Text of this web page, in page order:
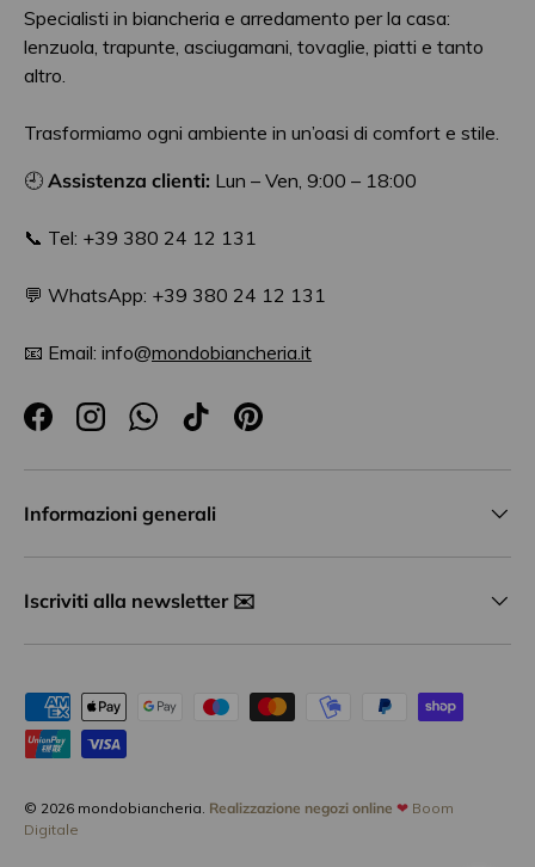
Specialisti in biancheria e arredamento per la casa:
lenzuola, trapunte, asciugamani, tovaglie, piatti e tanto
altro.
Trasformiamo ogni ambiente in un’oasi di comfort e stile.
🕘 Assistenza clienti: Lun – Ven, 9:00 – 18:00
📞 Tel: +39 380 24 12 131
💬 WhatsApp: +39 380 24 12 131
📧 Email: info@mondobiancheria.it
FacebookInstagramWhatsApp
TikTokPinterest
Informazioni generali
Iscriviti alla newsletter ✉️
Metodi di pagamento accettati
© 2026 mondobiancheria. Realizzazione negozi online ❤ Boom
Digitale